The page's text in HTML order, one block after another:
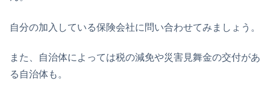
自分の加入している保険会社に問い合わせてみましょう。
また、自治体によっては税の減免や災害見舞金の交付があ
る自治体も。